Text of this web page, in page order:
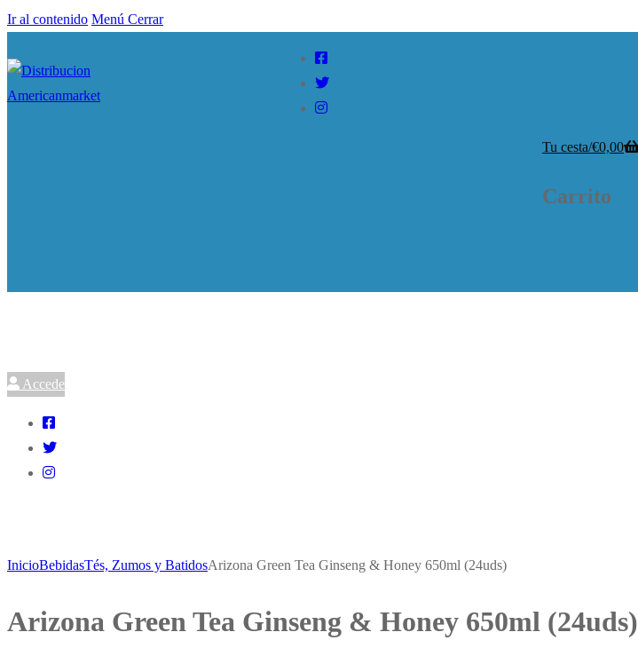
Ir al contenido Menú Cerrar
Tu cesta/€0,00
Carrito
Accede
InicioBebidasTés, Zumos y BatidosArizona Green Tea Ginseng & Honey 650ml (24uds)
Arizona Green Tea Ginseng & Honey 650ml (24uds)